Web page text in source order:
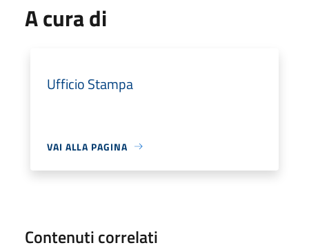
A cura di
Ufficio Stampa
VAI ALLA PAGINA
Contenuti correlati